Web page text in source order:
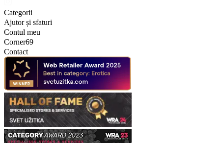
Categorii
Ajutor și sfaturi
Contul meu
Corner69
Contact